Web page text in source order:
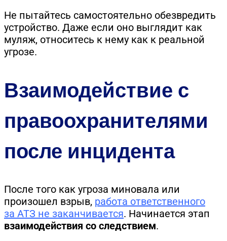
Не пытайтесь самостоятельно обезвредить
устройство. Даже если оно выглядит как
муляж, относитесь к нему как к реальной
угрозе.
Взаимодействие с
правоохранителями
после инцидента
После того как угроза миновала или
произошел взрыв, работа ответственного
за АТЗ не заканчивается. Начинается этап
взаимодействия со следствием.